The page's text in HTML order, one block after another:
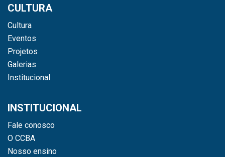
CULTURA
Cultura
Eventos
Projetos
Galerias
Institucional
INSTITUCIONAL
Fale conosco
O CCBA
Nosso ensino